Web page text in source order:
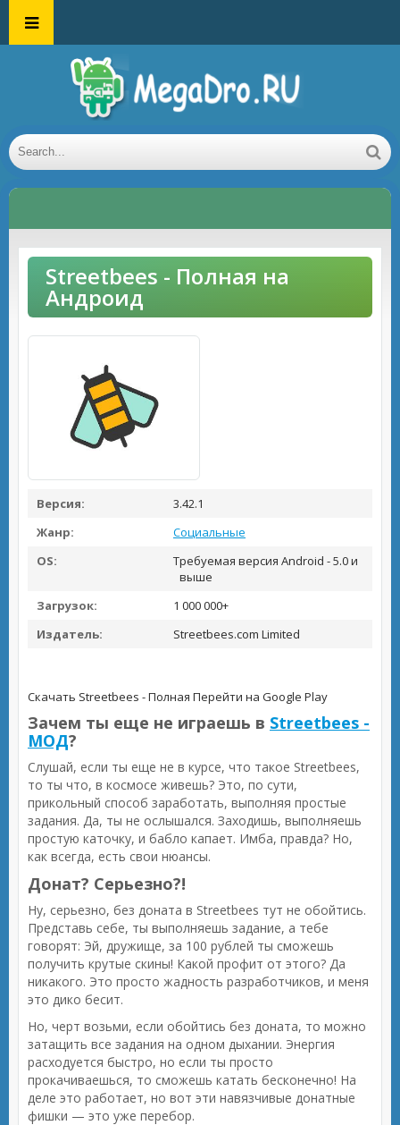
Streetbees - Полная на
Андроид
Версия:
3.42.1
Жанр:
Социальные
OS:
Требуемая версия Android - 5.0 и
выше
Загрузок:
1 000 000+
Издатель:
Streetbees.com Limited
Скачать Streetbees - Полная Перейти на Google Play
Зачем ты еще не играешь в Streetbees -
МОД?
Слушай, если ты еще не в курсе, что такое Streetbees,
то ты что, в космосе живешь? Это, по сути,
прикольный способ заработать, выполняя простые
задания. Да, ты не ослышался. Заходишь, выполняешь
простую каточку, и бабло капает. Имба, правда? Но,
как всегда, есть свои нюансы.
Донат? Серьезно?!
Ну, серьезно, без доната в Streetbees тут не обойтись.
Представь себе, ты выполняешь задание, а тебе
говорят: Эй, дружище, за 100 рублей ты сможешь
получить крутые скины! Какой профит от этого? Да
никакого. Это просто жадность разработчиков, и меня
это дико бесит.
Но, черт возьми, если обойтись без доната, то можно
затащить все задания на одном дыхании. Энергия
расходуется быстро, но если ты просто
прокачиваешься, то сможешь катать бесконечно! На
деле это работает, но вот эти навязчивые донатные
фишки — это уже перебор.